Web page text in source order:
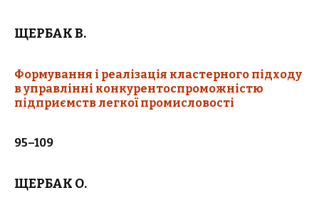
ЩЕРБАК В.
Формування і реалізація кластерного підходу
в управлінні конкурентоспроможністю
підприємств легкої промисловості
95–109
ЩЕРБАК О.